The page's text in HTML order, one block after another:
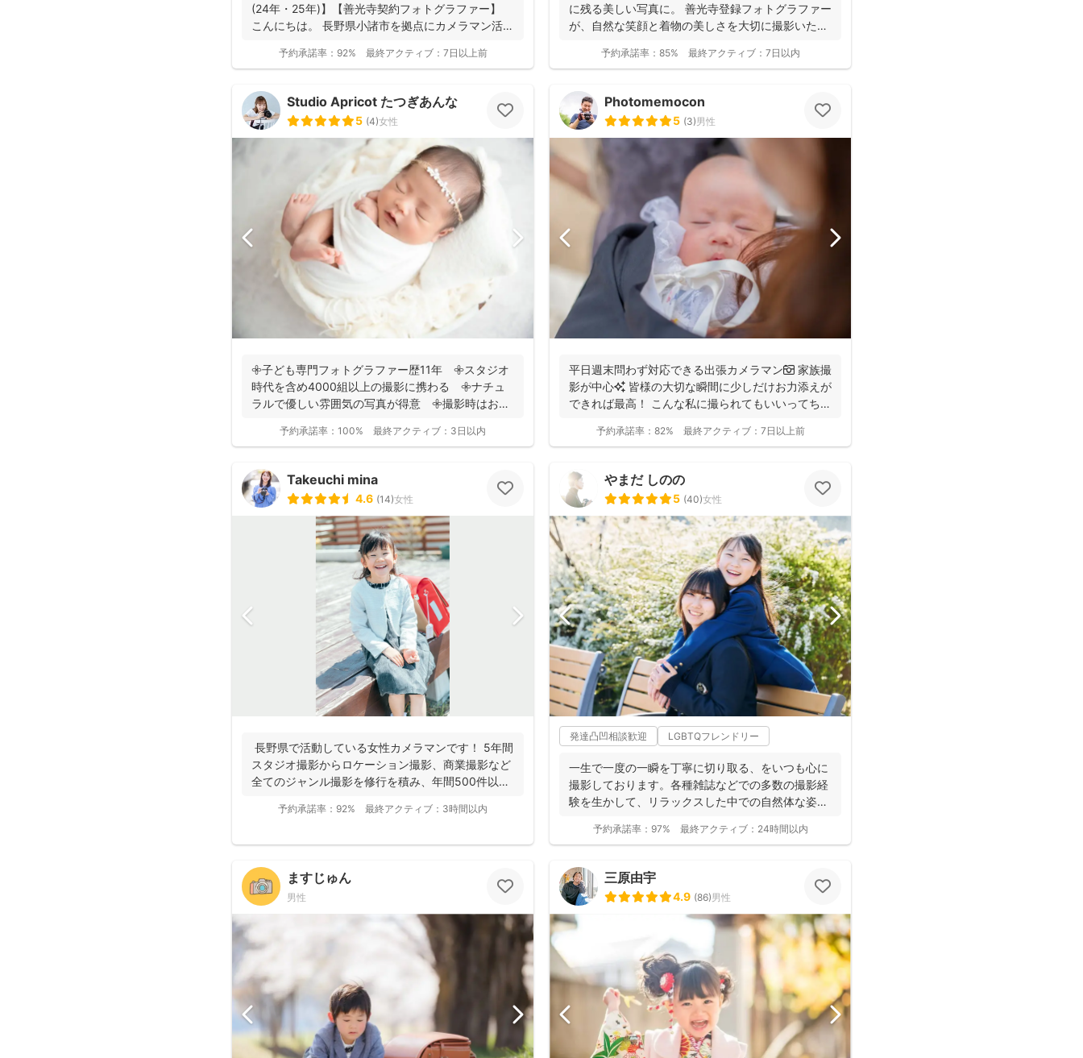
(24年・25年)】【善光寺契約フォトグラファー】
こんにちは。 長野県小諸市を拠点にカメラマン活
予約承諾率： 92% 最終アクティブ： 7日以上前
に残る美しい写真に。 善光寺登録フォトグラファー
が、自然な笑顔と着物の美しさを大切に撮影いたし
予約承諾率： 85% 最終アクティブ： 7日以内
Studio Apricot たつぎあんな
5 (4)女性
𖧷子ども専門フォトグラファー歴11年 𖧷スタジオ
時代を含め4000組以上の撮影に携わる 𖧷ナチュ
ラルで優しい雰囲気の写真が得意 𖧷撮影時はお手
予約承諾率： 100% 最終アクティブ： 3日以内
Photomemocon
5 (3)男性
平日週末問わず対応できる出張カメラマン📷 家族撮
影が中心✨ 皆様の大切な瞬間に少しだけお力添えが
できれば最高！ こんな私に撮られてもいいってちら
予約承諾率： 82% 最終アクティブ： 7日以上前
Takeuchi mina
4.6 (14)女性
長野県で活動している女性カメラマンです！ 5年間
スタジオ撮影からロケーション撮影、商業撮影など
全てのジャンル撮影を修行を積み、年間500件以上
予約承諾率： 92% 最終アクティブ： 3時間以内
やまだ しのの
5 (40)女性
発達凸凹相談歓迎 LGBTQフレンドリー
一生で一度の一瞬を丁寧に切り取る、をいつも心に
撮影しております。各種雑誌などでの多数の撮影経
験を生かして、リラックスした中での自然体な姿の
予約承諾率： 97% 最終アクティブ： 24時間以内
ますじゅん
男性
三原由宇
4.9 (86)男性
撮影基本料